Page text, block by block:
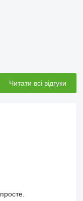
Читати всі відгуки